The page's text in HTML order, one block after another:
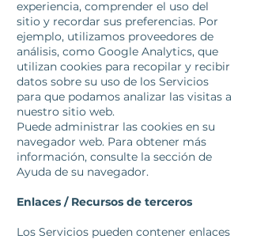
experiencia, comprender el uso del
sitio y recordar sus preferencias. Por
ejemplo, utilizamos proveedores de
análisis, como Google Analytics, que
utilizan cookies para recopilar y recibir
datos sobre su uso de los Servicios
para que podamos analizar las visitas a
nuestro sitio web.
Puede administrar las cookies en su
navegador web. Para obtener más
información, consulte la sección de
Ayuda de su navegador.
Enlaces / Recursos de terceros
Los Servicios pueden contener enlaces